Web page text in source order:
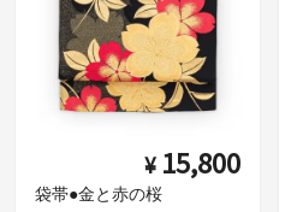
¥ 15,800
袋帯●金と赤の桜